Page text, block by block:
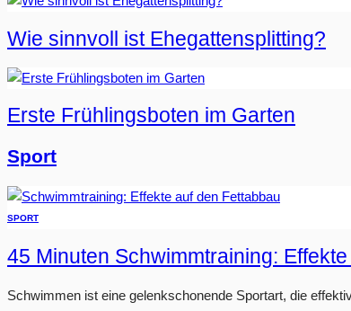
Wie sinnvoll ist Ehegattensplitting?
Erste Frühlingsboten im Garten
Sport
SPORT
45 Minuten Schwimmtraining:
Schwimmen ist eine gelenkschonende Sportart, die